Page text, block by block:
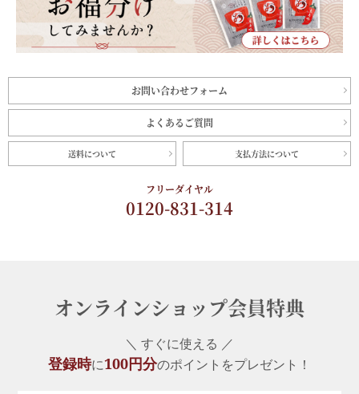
お問い合わせフォーム
よくあるご質問
送料について 支払方法について
フリーダイヤル
0120-831-314
オンラインショップ会員特典
＼ すぐに使える ／
登録時に100円分のポイントをプレゼント！